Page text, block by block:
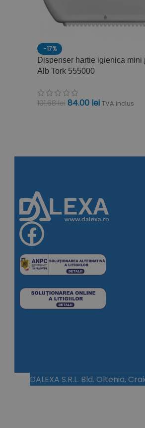
-17%
Dispenser hartie igienica mini
Alb Tork 555000
101.68lei 84.00 lei TVA inclus
DALEXA S.R.L. Bld. Oltenia,